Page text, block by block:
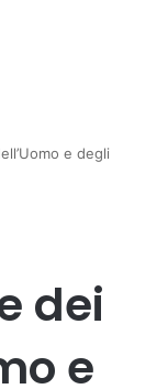
e degli
dei
e